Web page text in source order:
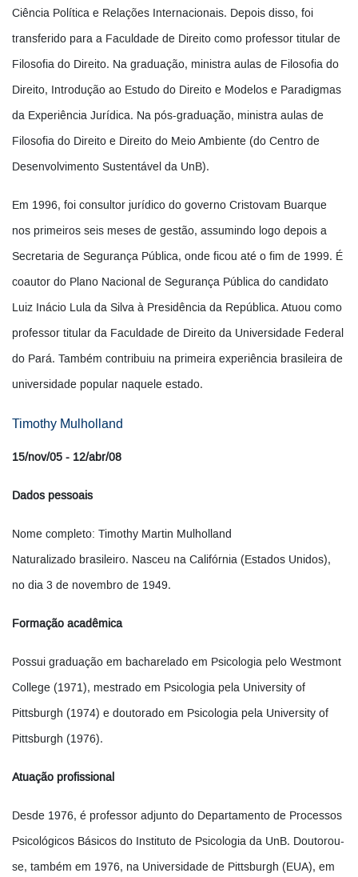
Ciência Política e Relações Internacionais. Depois disso, foi
transferido para a Faculdade de Direito como professor titular de
Filosofia do Direito. Na graduação, ministra aulas de Filosofia do
Direito, Introdução ao Estudo do Direito e Modelos e Paradigmas
da Experiência Jurídica. Na pós-graduação, ministra aulas de
Filosofia do Direito e Direito do Meio Ambiente (do Centro de
Desenvolvimento Sustentável da UnB).
Em 1996, foi consultor jurídico do governo Cristovam Buarque
nos primeiros seis meses de gestão, assumindo logo depois a
Secretaria de Segurança Pública, onde ficou até o fim de 1999. É
coautor do Plano Nacional de Segurança Pública do candidato
Luiz Inácio Lula da Silva à Presidência da República. Atuou como
professor titular da Faculdade de Direito da Universidade Federal
do Pará. Também contribuiu na primeira experiência brasileira de
universidade popular naquele estado.
Timothy Mulholland
15/nov/05 - 12/abr/08
Dados pessoais
Nome completo: Timothy Martin Mulholland
Naturalizado brasileiro. Nasceu na Califórnia (Estados Unidos),
no dia 3 de novembro de 1949.
Formação acadêmica
Possui graduação em bacharelado em Psicologia pelo Westmont
College (1971), mestrado em Psicologia pela University of
Pittsburgh (1974) e doutorado em Psicologia pela University of
Pittsburgh (1976).
Atuação profissional
Desde 1976, é professor adjunto do Departamento de Processos
Psicológicos Básicos do Instituto de Psicologia da UnB. Doutorou-
se, também em 1976, na Universidade de Pittsburgh (EUA), em